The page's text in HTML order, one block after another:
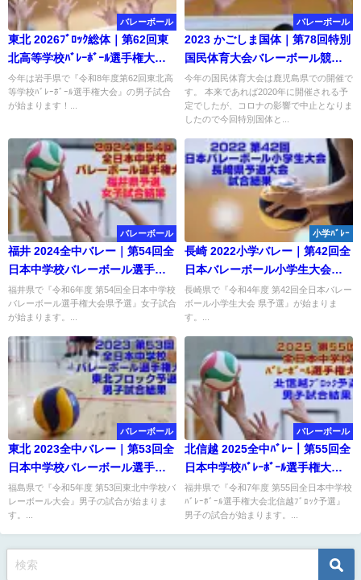
バレーボール
東北 2026ﾌﾞﾛｯｸ総体｜第62回東
北高等学校ﾊﾞﾚｰﾎﾞｰﾙ選手権大
会 男子結果
今年は岩手県で『令和8年度第62回東北高
等学校ﾊﾞﾚｰﾎﾞｰﾙ選手権大会』の男子試合
が始まります！...
バレーボール
2023 かごしま国体｜第78回特別
国民体育大会バレーボール競
技 成年男子試合結果
今年の国民体育大会は鹿児島県での開催で
す。 本来であれば2020年に開催される予
定でしたが、コロナの影響で中止となりま
したので今回特別国体と...
バレーボール
福井 2024全中バレー｜第54回全
日本中学校バレーボール選手権
大会県予選 女子結果
福井県で『令和6年度 第54回全日本中学校
バレーボール選手権大会県予選』女子試合
が始まります。...
小学ﾊﾞﾚｰ
長崎 2022小学バレー｜第42回全
日本バレーボール小学生大会県
予選 試合結果
長崎県で『令和4年度 第42回全日本バレー
ボール小学生大会 県予選』が始まりま
す。...
バレーボール
東北 2023全中バレー｜第53回全
日本中学校バレーボール選手権
大会ブロック予選 男子結果
福島県で『令和5年度 第53回東北中学校バ
レーボール大会』男子の試合が始まりま
す。...
バレーボール
北信越 2025全中ﾊﾞﾚｰ｜第55回全
日本中学校ﾊﾞﾚｰﾎﾞｰﾙ選手権大会
ﾌﾞﾛｯｸ予選 男子結果
福井県で『令和7年度 第55回全日本中学校
ﾊﾞﾚｰﾎﾞｰﾙ選手権大会北信越ﾌﾞﾛｯｸ予選』
男子の試合が始まります。...